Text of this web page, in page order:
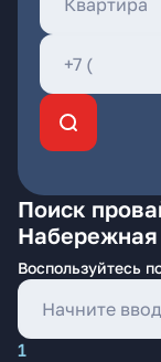
Поиск
Набережная
Воспользуйтесь
1